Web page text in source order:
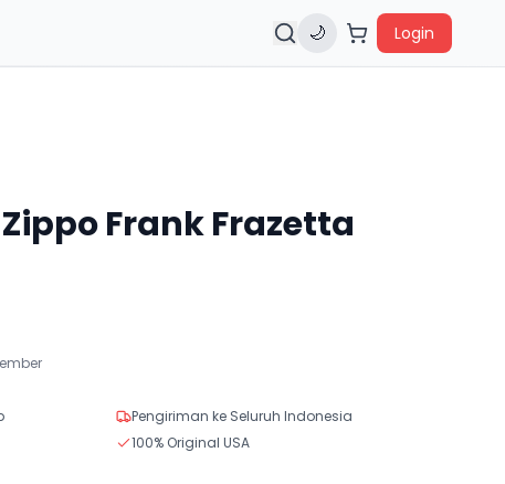
🌙 Login
Zippo Frank Frazetta
Pengiriman ke Seluruh Indonesia
100% Original USA